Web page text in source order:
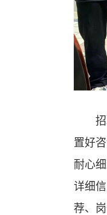
置好
耐心
详细
荐、岗